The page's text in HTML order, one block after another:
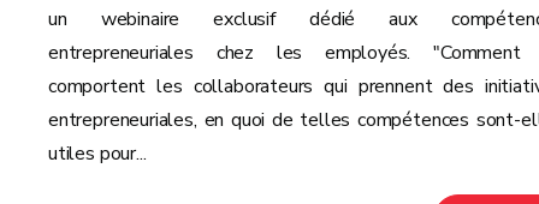
un webinaire exclusif dédié aux
entrepreneuriales chez les employés. "Comment
comportent les collaborateurs qui prennent des
entrepreneuriales, en quoi de telles compétences sont-
utiles pour...